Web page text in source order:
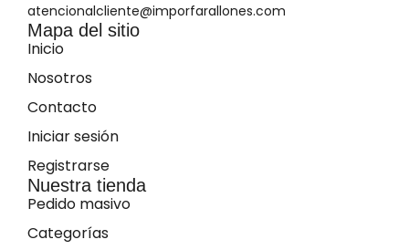
atencionalcliente@imporfarallones.com
Mapa del sitio
Inicio
Nosotros
Contacto
Iniciar sesión
Registrarse
Nuestra tienda
Pedido masivo
Categorías